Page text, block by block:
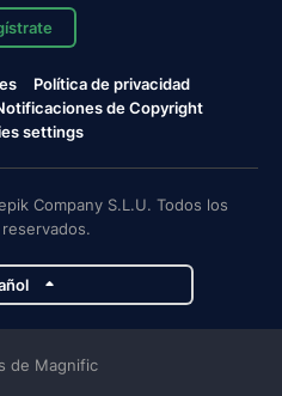
Política de privacidad
de Copyright
settings
Company S.L.U. Todos los
de Magnific